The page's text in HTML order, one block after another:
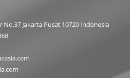
No.37 Jakarta Pusat 10720 Indonesia